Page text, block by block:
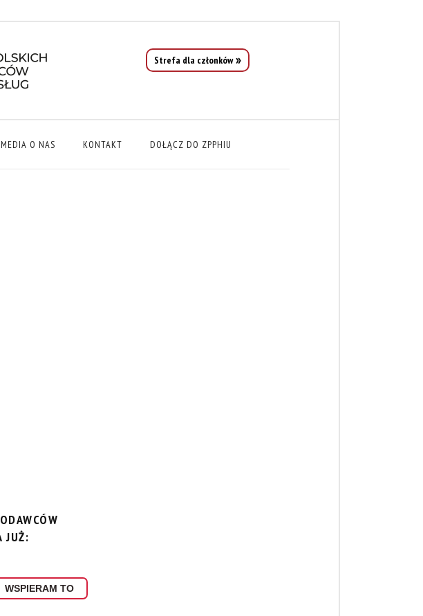
Strefa dla członków
MEDIA O NAS KONTAKT DOŁĄCZ DO ZPPHIU
JUŻ:
WSPIERAM TO